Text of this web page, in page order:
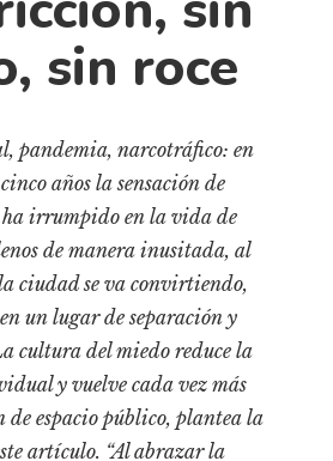
sin roce
pandemia, narcotráfico: en
años la sensación de
irrumpido en la vida de
de manera inusitada, al
ciudad se va convirtiendo,
un lugar de separación y
cultura del miedo reduce la
y vuelve cada vez más
de espacio público, plantea la
artículo. “Al abrazar la